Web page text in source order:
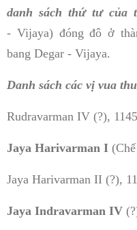
danh sách thứ tư của
- Vijaya) đóng đô ở
bang Degar - Vijaya.
Danh sách các vị vua
Rudravarman IV (?),
Jaya Harivarman I
Jaya Harivarman II (?),
Jaya Indravarman IV